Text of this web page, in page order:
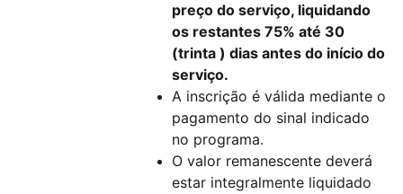
preço do serviço, liquidando
os restantes 75% até 30
(trinta ) dias antes do início do
serviço.
A inscrição é válida mediante o
pagamento do sinal indicado
no programa.
O valor remanescente deverá
estar integralmente liquidado